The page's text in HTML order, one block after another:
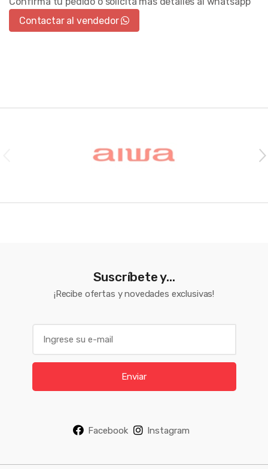
Contactar al vendedor
Suscríbete y...
¡Recibe ofertas y novedades exclusivas!
l
Enviar
Facebook Instagram